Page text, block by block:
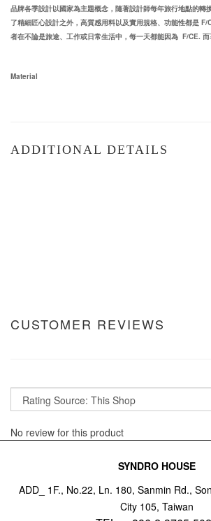
品牌各季設計以國家為主題概念，隨著設計師每年旅行地點的轉
了精細匠心設計之外，高質感用料以及實用規格、功能性都是 F/
者在不論是旅途、工作或日常生活中，每一天都能因為 F/CE. 而
Material
ADDITIONAL DETAILS
CUSTOMER REVIEWS
No review for this product
SYNDRO HOUSE
ADD_ 1F., No.22, Ln. 180, Sanmin Rd.,
City 105, Taiwan